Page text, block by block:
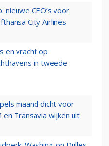
nieuwe CEO’s voor
City Airlines
en vracht op
in tweede
maand dicht voor
en Transavia wijken uit